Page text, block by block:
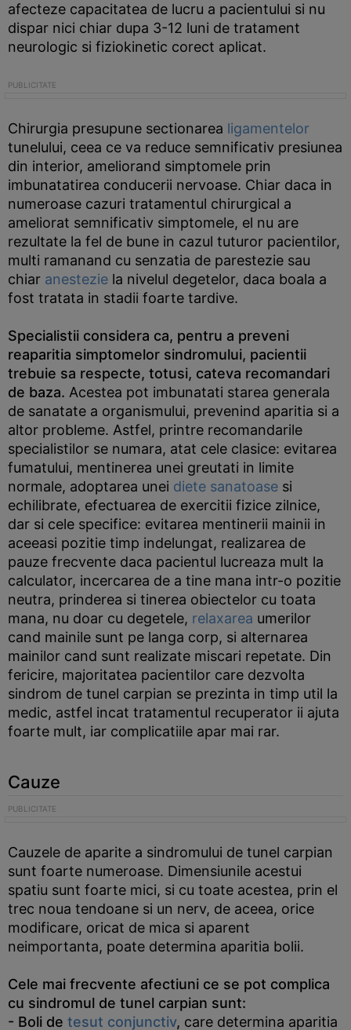
afecteze capacitatea de lucru a pacientului si nu
dispar nici chiar dupa 3-12 luni de tratament
neurologic si fiziokinetic corect aplicat.
Chirurgia presupune sectionarea ligamentelor
tunelului, ceea ce va reduce semnificativ presiunea
din interior, ameliorand simptomele prin
imbunatatirea conducerii nervoase. Chiar daca in
numeroase cazuri tratamentul chirurgical a
ameliorat semnificativ simptomele, el nu are
rezultate la fel de bune in cazul tuturor pacientilor,
multi ramanand cu senzatia de parestezie sau
chiar anestezie la nivelul degetelor, daca boala a
fost tratata in stadii foarte tardive.
Specialistii considera ca, pentru a preveni
reaparitia simptomelor sindromului, pacientii
trebuie sa respecte, totusi, cateva recomandari
de baza. Acestea pot imbunatati starea generala
de sanatate a organismului, prevenind aparitia si a
altor probleme. Astfel, printre recomandarile
specialistilor se numara, atat cele clasice: evitarea
fumatului, mentinerea unei greutati in limite
normale, adoptarea unei diete sanatoase si
echilibrate, efectuarea de exercitii fizice zilnice,
dar si cele specifice: evitarea mentinerii mainii in
aceeasi pozitie timp indelungat, realizarea de
pauze frecvente daca pacientul lucreaza mult la
calculator, incercarea de a tine mana intr-o pozitie
neutra, prinderea si tinerea obiectelor cu toata
mana, nu doar cu degetele, relaxarea umerilor
cand mainile sunt pe langa corp, si alternarea
mainilor cand sunt realizate miscari repetate. Din
fericire, majoritatea pacientilor care dezvolta
sindrom de tunel carpian se prezinta in timp util la
medic, astfel incat tratamentul recuperator ii ajuta
foarte mult, iar complicatiile apar mai rar.
Cauze
Cauzele de aparite a sindromului de tunel carpian
sunt foarte numeroase. Dimensiunile acestui
spatiu sunt foarte mici, si cu toate acestea, prin el
trec noua tendoane si un nerv, de aceea, orice
modificare, oricat de mica si aparent
neimportanta, poate determina aparitia bolii.
Cele mai frecvente afectiuni ce se pot complica
cu sindromul de tunel carpian sunt:
- Boli de tesut conjunctiv, care determina aparitia